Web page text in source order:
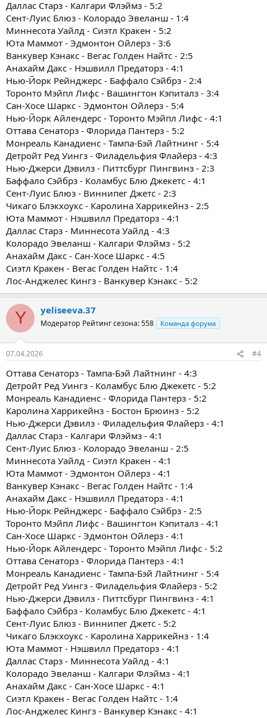
Даллас Старз - Калгари Флэймз - 5:2
Сент-Луис Блюз - Колорадо Эвеланш - 1:4
Миннесота Уайлд - Сиэтл Кракен - 5:2
Юта Маммот - Эдмонтон Ойлерз - 3:6
Ванкувер Кэнакс - Вегас Голден Найтс - 2:5
Анахайм Дакс - Нэшвилл Предаторз - 4:1
Нью-Йорк Рейнджерс - Баффало Сэйбрз - 2:4
Торонто Мэйпл Лифс - Вашингтон Кэпиталз - 3:4
Сан-Хосе Шаркс - Эдмонтон Ойлерз - 5:4
Нью-Йорк Айлендерс - Торонто Мэйпл Лифс - 4:1
Оттава Сенаторз - Флорида Пантерз - 5:2
Монреаль Канадиенс - Тампа-Бэй Лайтнинг - 5:4
Детройт Ред Уингз - Филадельфия Флайерз - 4:3
Нью-Джерси Дэвилз - Питтсбург Пингвинз - 2:3
Баффало Сэйбрз - Коламбус Блю Джекетс - 4:1
Сент-Луис Блюз - Виннипег Джетс - 2:3
Чикаго Блэкхоукс - Каролина Харрикейнз - 2:5
Юта Маммот - Нэшвилл Предаторз - 4:1
Даллас Старз - Миннесота Уайлд - 4:3
Колорадо Эвеланш - Калгари Флэймз - 5:2
Анахайм Дакс - Сан-Хосе Шаркс - 4:5
Сиэтл Кракен - Вегас Голден Найтс - 1:4
Лос-Анджелес Кингз - Ванкувер Кэнакс - 5:2
Y yeliseeva.37
Модератор Рейтинг сезона: 558 Команда форума
07.04.2026 #4
Оттава Сенаторз - Тампа-Бэй Лайтнинг - 4:3
Детройт Ред Уингз - Коламбус Блю Джекетс - 5:2
Монреаль Канадиенс - Флорида Пантерз - 5:2
Каролина Харрикейнз - Бостон Брюинз - 5:2
Нью-Джерси Дэвилз - Филадельфия Флайерз - 4:1
Даллас Старз - Калгари Флэймз - 4:1
Сент-Луис Блюз - Колорадо Эвеланш - 2:5
Миннесота Уайлд - Сиэтл Кракен - 4:1
Юта Маммот - Эдмонтон Ойлерз - 4:1
Ванкувер Кэнакс - Вегас Голден Найтс - 1:4
Анахайм Дакс - Нэшвилл Предаторз - 4:1
Нью-Йорк Рейнджерс - Баффало Сэйбрз - 2:5
Торонто Мэйпл Лифс - Вашингтон Кэпиталз - 4:1
Сан-Хосе Шаркс - Эдмонтон Ойлерз - 4:1
Нью-Йорк Айлендерс - Торонто Мэйпл Лифс - 5:2
Оттава Сенаторз - Флорида Пантерз - 4:1
Монреаль Канадиенс - Тампа-Бэй Лайтнинг - 5:4
Детройт Ред Уингз - Филадельфия Флайерз - 5:2
Нью-Джерси Дэвилз - Питтсбург Пингвинз - 4:1
Баффало Сэйбрз - Коламбус Блю Джекетс - 4:1
Сент-Луис Блюз - Виннипег Джетс - 5:2
Чикаго Блэкхоукс - Каролина Харрикейнз - 1:4
Юта Маммот - Нэшвилл Предаторз - 4:1
Даллас Старз - Миннесота Уайлд - 4:1
Колорадо Эвеланш - Калгари Флэймз - 4:1
Анахайм Дакс - Сан-Хосе Шаркс - 4:1
Сиэтл Кракен - Вегас Голден Найтс - 1:4
Лос-Анджелес Кингз - Ванкувер Кэнакс - 4:1